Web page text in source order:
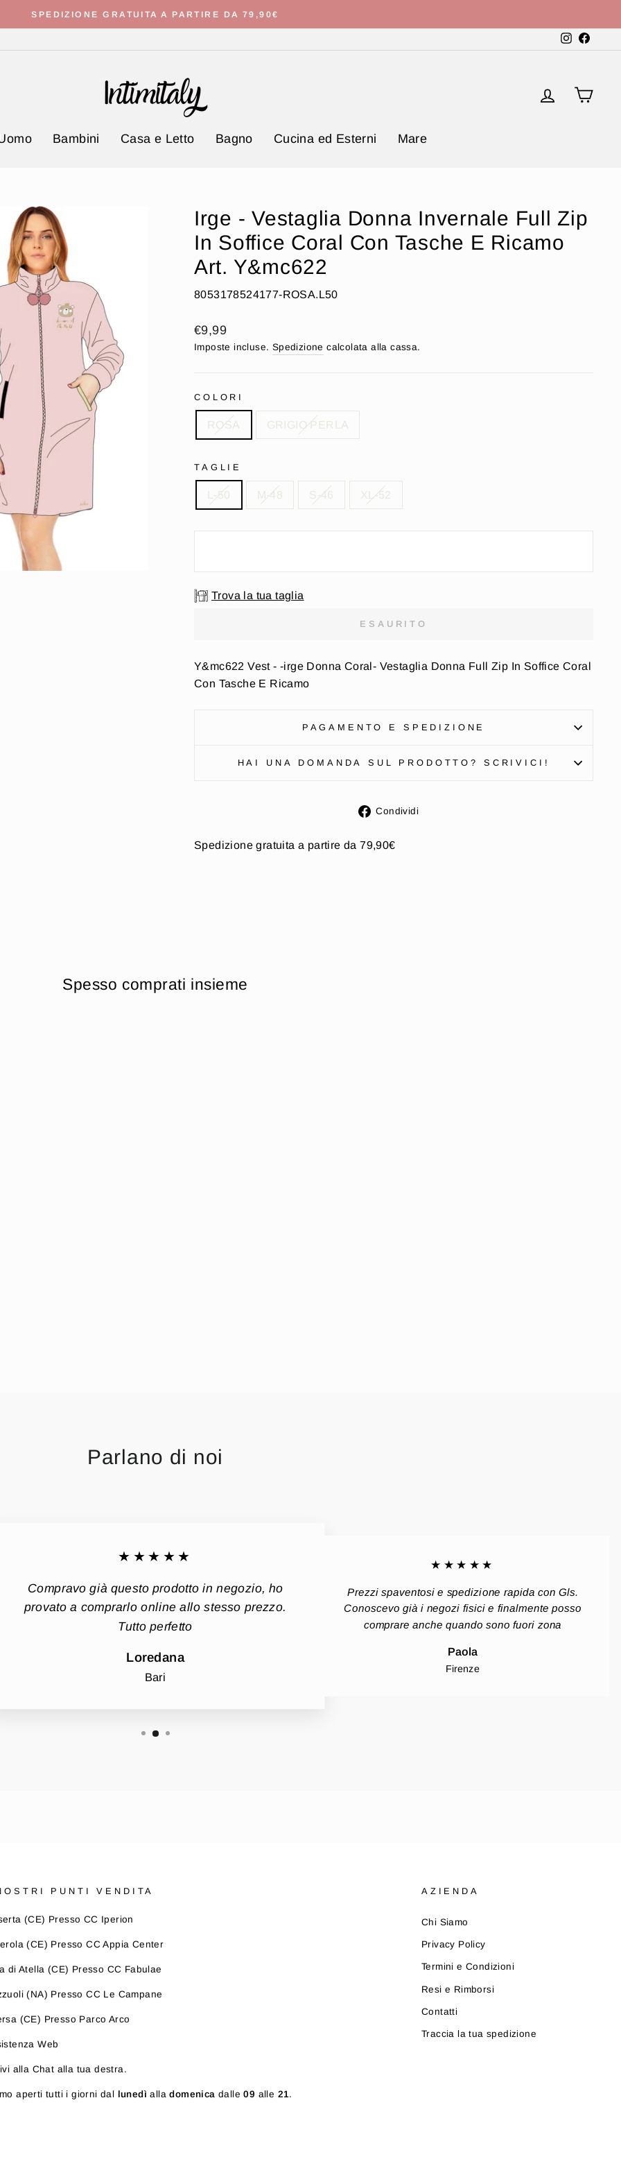
Metti
in
presentazione
SPEDIZIONE GRATUITA A PARTIRE DA 79,90€
Instagram
Accedi
Bambini Casa e Letto Bagno Cucina ed Esterni Mare
Irge - Vestaglia Donna Invernale Full Zip
In Soffice Coral Con Tasche E Ricamo
Art. Y&mc622
8053178524177-ROSA.L50
Prezzo
di
€9,99
Imposte incluse. Spedizione calcolata alla cassa.
COLORI
ROSA GRIGIO PERLA
TAGLIE
L-50 M-48 S-46 XL-52
Trova la tua taglia
ESAURITO
Y&mc622 Vest - -irge Donna Coral- Vestaglia Donna Full Zip In Soffice Coral
Con Tasche E Ricamo
PAGAMENTO E SPEDIZIONE
HAI UNA DOMANDA SUL PRODOTTO? SCRIVICI!
Condividi
Spedizione gratuita a partire da 79,90€
Spesso comprati insieme
Parlano di noi
★★★★★
Compravo già questo prodotto in negozio, ho
provato a comprarlo online allo stesso prezzo.
Tutto perfetto
Loredana
Bari
★★★★★
Prezzi spaventosi e spedizione rapida con Gls.
Conoscevo già i negozi fisici e finalmente posso
comprare anche quando sono fuori zona
Paola
Firenze
PUNTI VENDITA
(CE) Presso CC Iperion
(CE) Presso CC Appia Center
di Atella (CE) Presso CC Fabulae
(NA) Presso CC Le Campane
(CE) Presso Parco Arco
Web
alla Chat alla tua destra.
aperti tutti i giorni dal lunedìalladomenica dalle09 alle 21.
AZIENDA
Chi Siamo
Privacy Policy
Termini e Condizioni
Resi e Rimborsi
Contatti
Traccia la tua spedizione